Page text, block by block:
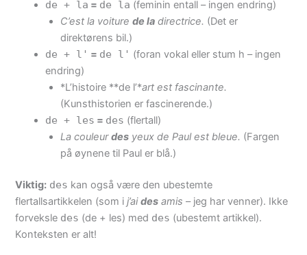
de + la = de la (feminin entall – ingen endring)
C’est la voiturede la directrice. (Det er
direktørens bil.)
de + l' = de l' (foran vokal eller stum h – ingen
endring)
*L’histoire **de l’*art est fascinante.
(Kunsthistorien er fascinerende.)
de + les = des (flertall)
La couleurdes yeux de Paul est bleue. (Fargen
på øynene til Paul er blå.)
Viktig: des kan også være den ubestemte
flertallsartikkelen (som ij’aides amis – jeg har venner). Ikke
forveksle des (de + les) med des (ubestemt artikkel).
Konteksten er alt!